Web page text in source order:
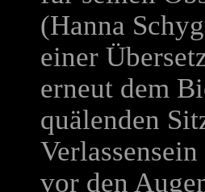
(Hanna
einer
erneut dem
quälenden
vor den